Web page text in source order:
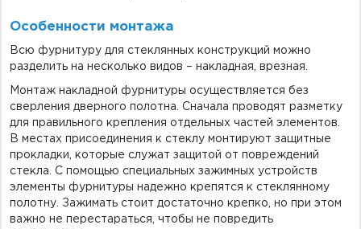
Особенности монтажа
Всю фурнитуру для стеклянных конструкций можно
разделить на несколько видов – накладная, врезная.
Монтаж накладной фурнитуры осуществляется без
сверления дверного полотна. Сначала проводят разметку
для правильного крепления отдельных частей элементов.
В местах присоединения к стеклу монтируют защитные
прокладки, которые служат защитой от повреждений
стекла. С помощью специальных зажимных устройств
элементы фурнитуры надежно крепятся к стеклянному
полотну. Зажимать стоит достаточно крепко, но при этом
важно не перестараться, чтобы не повредить